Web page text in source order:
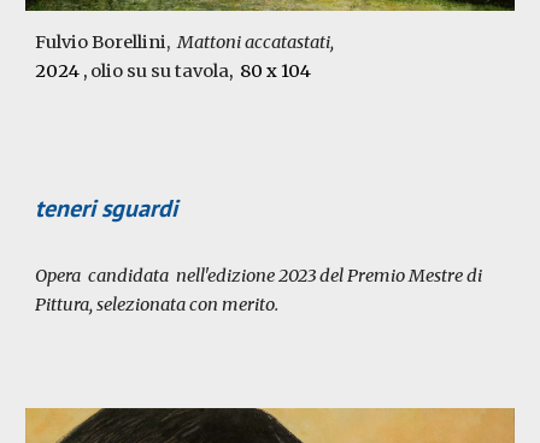
Fulvio Borellini,Mattoni accatastati,
2024 , olio su su tavola, 80 x 104
teneri sguardi
Opera candidata nell'edizione 2023 del Premio Mestre di
Pittura, selezionata con merito.